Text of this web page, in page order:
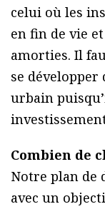
celui où les
en fin de vie
amorties. Il
se
urbain
Combien de
Notre plan de
avec un